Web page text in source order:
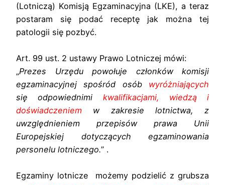
(Lotniczą) Komisją Egzaminacyjna (LKE), a teraz
postaram się podać receptę jak można tej
patologii się pozbyć.
Art. 99 ust. 2 ustawy Prawo Lotniczej mówi:
„Prezes Urzędu powołuje członków komisji
egzaminacyjnej spośród osób wyróżniających
się odpowiednimi kwalifikacjami, wiedzą i
doświadczeniem w zakresie lotnictwa, z
uwzględnieniem przepisów prawa Unii
Europejskiej dotyczących egzaminowania
personelu lotniczego.” .
Egzaminy lotnicze możemy podzielić z grubsza